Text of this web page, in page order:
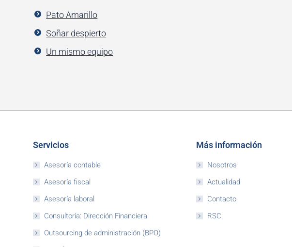
Pato Amarillo
Soñar despierto
Un mismo equipo
Servicios
Asesoría contable
Asesoría fiscal
Asesoría laboral
Consultoría: Dirección Financiera
Outsourcing de administración (BPO)
Más información
Nosotros
Actualidad
Contacto
RSC